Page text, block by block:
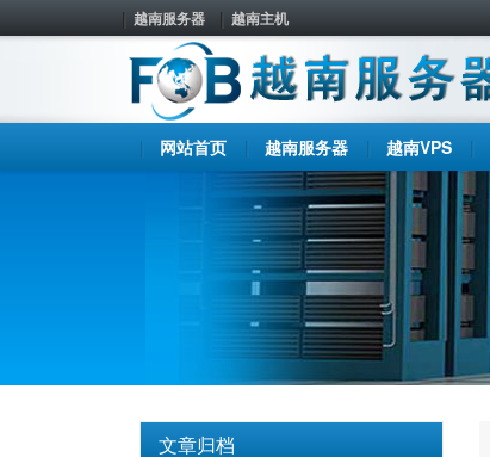
越南服务器 越南主机
网站首页 越南服务器 越南VPS
文章归档